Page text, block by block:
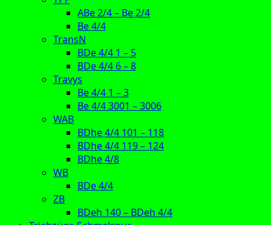
ABe 2/4 – Be 2/4
Be 4/4
TransN
BDe 4/4 1 – 5
BDe 4/4 6 – 8
Travys
Be 4/4 1 – 3
Be 4/4 3001 – 3006
WAB
BDhe 4/4 101 – 118
BDhe 4/4 119 – 124
BDhe 4/8
WB
BDe 4/4
ZB
BDeh 140 – BDeh 4/4